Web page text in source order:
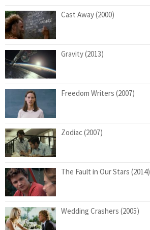
Cast Away (2000)
Gravity (2013)
Freedom Writers (2007)
Zodiac (2007)
The Fault in Our Stars (2014)
Wedding Crashers (2005)